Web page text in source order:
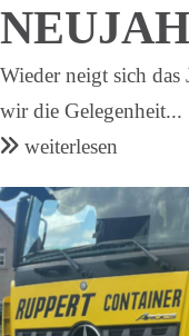
Wieder neigt sich das
wir die Gelegenheit...
weiterlesen